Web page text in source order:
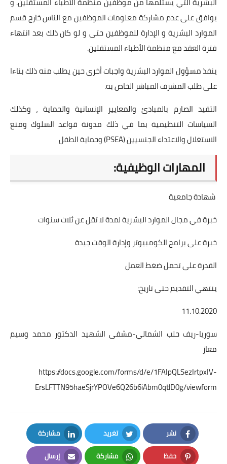
يوافق على عدم مشاركة معلومات الموظفين مع الناس خارج قسم
الموارد البشرية و الإدارة للموظفين حتى و لو كان ذلك بعد انتهاء
فترة العقد مع منظمة الأطباء المستقلين.
ينفذ مسؤول الموارد البشرية واجبات أخرى حين يطلب منه ذلك بناءا
على طلب المشرف المباشر الخاص به.
التقيد الصارم بالمبادئ والمعايير الإنسانية والحماية ، وكذلك
السياسات التنظيمية بما في ذلك مدونة قواعد السلوك ومنع
الاستغلال والاعتداء الجنسيين (PSEA) وحماية الطفل
المهارات الوظيفية:
شهادة جامعية
خبرة في مجال الموارد البشرية لمدة لا تقل عن ثلاث سنوات
خبرة على برامج الكومبيوتر وإدارة الوقت جيدة
القدرة على تحمل ضغط العمل
ينتهي التقديم حتى تاريخ:
11.10.2020
سوريا-ريف حلب الشمالي-مشفى الشهيد الدكتور محمد وسيم
معاز
https://docs.google.com/forms/d/e/1FAIpQLSezIrtpxIV-
ErsLFTTN95haeSjrYPOVe6Q26b6iAbm0qtlD0g/viewform
نشر
Facebook
تغريد
Twitter
مشاركة
LinkedIn
حفظ مشاركة إرسال